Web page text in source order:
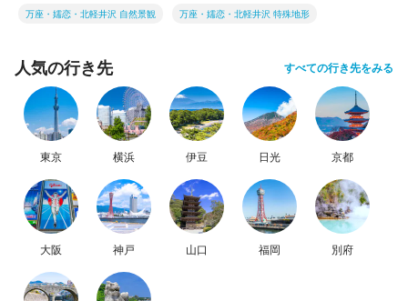
万座・嬬恋・北軽井沢 自然景観 万座・嬬恋・北軽井沢 特殊地形
人気の行き先 すべての行き先をみる
東京 横浜 伊豆 日光 京都
大阪 神戸 山口 福岡 別府